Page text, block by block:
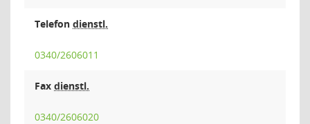
Telefon dienstl.
0340/2606011
Fax dienstl.
0340/2606020